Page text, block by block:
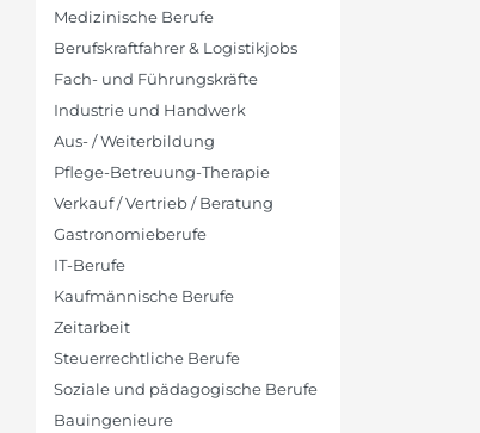
Medizinische Berufe
Berufskraftfahrer & Logistikjobs
Fach- und Führungskräfte
Industrie und Handwerk
Aus- / Weiterbildung
Pflege-Betreuung-Therapie
Verkauf / Vertrieb / Beratung
Gastronomieberufe
IT-Berufe
Kaufmännische Berufe
Zeitarbeit
Steuerrechtliche Berufe
Soziale und pädagogische Berufe
Bauingenieure